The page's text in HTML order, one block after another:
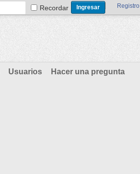
Recordar Registro
Usuarios Hacer una pregunta